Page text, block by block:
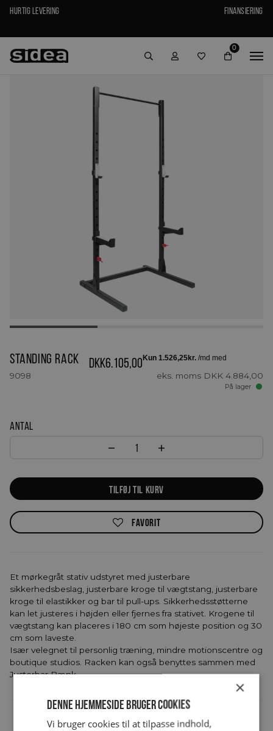
Hurtig levering Finansiering
0
Standing Rack DKK6.105,00
9098 eks. moms DKK 4.884,00
På lager
Antal
Standing Rack antal
TILFØJ TIL KURV
FAVORIT
Et mørkegråt stativ udstyret med justerbare
sikkerhedsbeslag, justerbare kroge til vægtstang, justerbare
kroge til elastikker og bar til pull-ups. Sikkerhedsstøtterne
kan let justeres i højden eller fjernes fra stativet. Krogene til
vægtstang kan placeres i 180 cm som højeste position og 30
cm som laveste.
Især velegnet til personlig træning, mindre motionscentre og
boutique studios. Racken kan også benyttes sammen med
Justerbar Bænk.
×
Denne hjemmeside bruger cookies
Vi bruger cookies til at tilpasse indhold,